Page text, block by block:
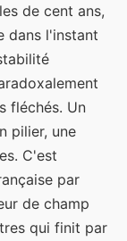
de cent ans,
dans l'instant
fléchés. Un
pilier, une
C'est
par
de champ
qui finit par